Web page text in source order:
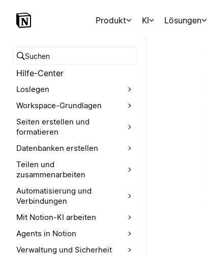
Produkt KI Lösungen
Hilfe-Center durchsuchen
Hilfe-Center
Loslegen
Workspace-Grundlagen
Seiten erstellen und
formatieren
Datenbanken erstellen
Teilen und
zusammenarbeiten
Automatisierung und
Verbindungen
Mit Notion-KI arbeiten
Agents in Notion
Verwaltung und Sicherheit